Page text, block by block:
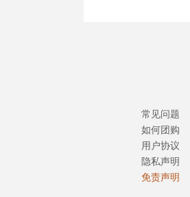
常见问题
如何团购
用户协议
隐私声明
免责声明